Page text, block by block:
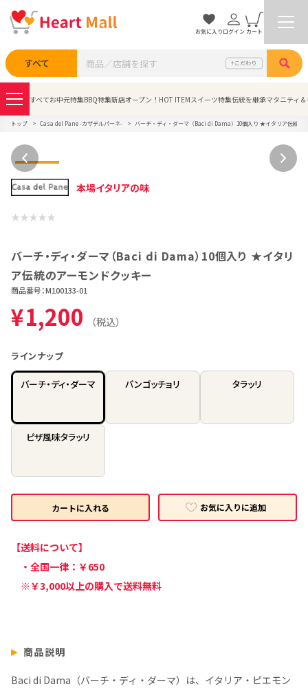
すべて こだわり
お気に入りログイン カート
すべてお中元特集BBQ特集新店オープン！ HOT ITEM スイーツ特集伝統を継承マタニティ
トップ Casa del Pane -カザデルパーネ- バーチ・ディ・ダーマ（Baci di Dama）10個入り ★イタリア伝統
本場イタリアの味
バーチ・ディ・ダーマ（Baci di Dama）10個入り ★イタリ
ア伝統のアーモンドクッキー
商品番号：M100133-01
¥1,200 （税込）
ラインナップ
バーチ・ディ・ダーマ パンゴッチョリ タラッリ
ピザ風味タラッリ
カートに入れる お気に入りに追加
【送料について】
・全国一律：￥650
※￥3,000以上の購入で送料無料
商品説明
Baci di Dama（バーチ・ディ・ダーマ）は、イタリア・ピエモン